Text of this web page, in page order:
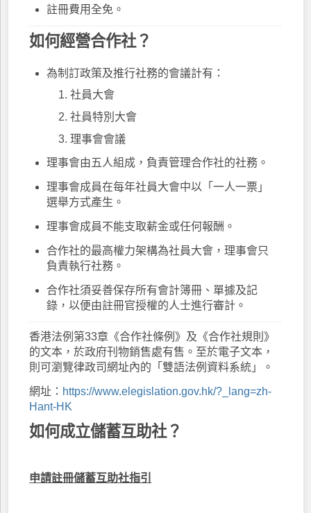
註冊費用全免。
如何經營合作社？
為制訂政策及推行社務的會議計有：
社員大會
社員特別大會
理事會會議
理事會由五人組成，負責管理合作社的社務。
理事會成員在每年社員大會中以「一人一票」
選舉方式產生。
理事會成員不能支取薪金或任何報酬。
合作社的最高權力架構為社員大會，理事會只
負責執行社務。
合作社須妥善保存所有會計簿冊、單據及記
錄，以便由註冊官授權的人士進行審計。
香港法例第33章《合作社條例》及《合作社規則》
的文本，於政府刊物銷售處有售。至於電子文本，
則可瀏覽律政司網址內的「雙語法例資料系統」。
網址： https://www.elegislation.gov.hk/?_lang=zh-
Hant-HK
如何成立儲蓄互助社？
申請註冊儲蓄互助社指引